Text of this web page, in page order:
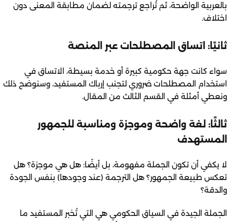
بالعربية الواضحة، ثم تُراجع ترجمته لضمان مطابقة المعنى دون
اختلاف.
ثانيًا: اتساق المصطلحات عبر المنصة
سواء كانت جهة حكومية كبيرة أو خدمة بسيطة، الاتساق في
استخدام المصطلحات ضروري لتجنب إرباك المستفيد، وسنوضح ذلك
ونعطي أمثلة في القسم الثالث من المقال.
ثالثًا: لغة واضحة وموجزة ومناسبة للجمهور
المستهدف
لا يكفي أن تكون الجملة مفهومة، بل أيضًا: هل هي موجزة؟ هل
تعكس طبيعة الجمهور؟ هل الترجمة (عند وجودها) بنفس الجودة
والدقة؟
الجملة الجيدة في السياق الحكومي هي التي تُخبر المستفيد ما